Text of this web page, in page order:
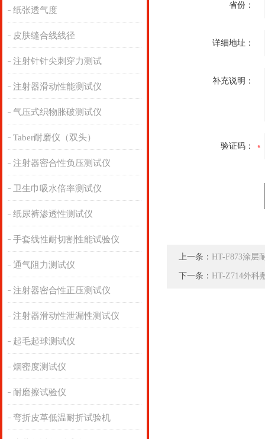
纸张透气度
皮肤缝合线线径
注射针针尖刺穿力测试
注射器滑动性能测试仪
气压式织物胀破测试仪
Taber耐磨仪（双头）
注射器密合性负压测试仪
卫生巾吸水倍率测试仪
纸尿裤渗透性测试仪
手套线性耐切割性能试验仪
通气阻力测试仪
注射器密合性正压测试仪
注射器滑动性泄漏性测试仪
起毛起球测试仪
烟密度测试仪
耐磨擦试验仪
弯折皮革低温耐折试验机
省份：
详细地址：
补充说明：
验证码：
上一条： HT-F873涂层
下一条： HT-Z714外科